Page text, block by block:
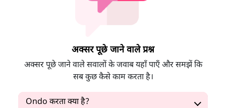
अक्सर पूछे जाने वाले प्रश्न
अक्सर पूछे जाने वाले सवालों के जवाब यहाँ पाएँ और समझें कि
सब कुछ कैसे काम करता है।
Ondo करता क्या है?